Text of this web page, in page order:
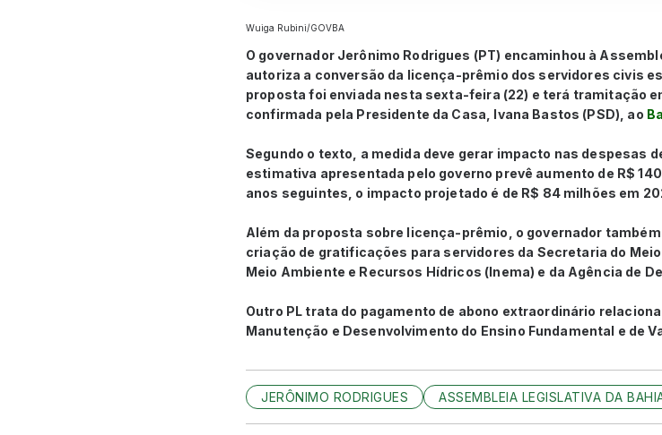
Wuiga Rubini/GOVBA
O governador Jerônimo Rodrigues (PT) encaminhou à
autoriza a conversão da licença-prêmio dos servidores civis
proposta foi enviada nesta sexta-feira (22) e terá tramitação
confirmada pela Presidente da Casa, Ivana Bastos (PSD), ao
Segundo o texto, a medida deve gerar impacto nas despesas
estimativa apresentada pelo governo prevê aumento de R$
anos seguintes, o impacto projetado é de R$ 84 milhões em
Além da proposta sobre licença-prêmio, o governador
criação de gratificações para servidores da Secretaria do
Meio Ambiente e Recursos Hídricos (Inema) e da Agência de
Outro PL trata do pagamento de abono extraordinário
Manutenção e Desenvolvimento do Ensino Fundamental e de
JERÔNIMO RODRIGUES ASSEMBLEIA LEGISLATIVA DA